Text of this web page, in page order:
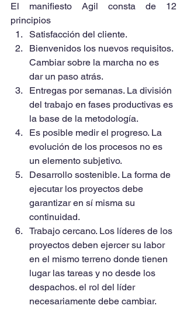
El manifiesto Agil consta de 12
principios
Satisfacción del cliente.
Bienvenidos los nuevos requisitos.
Cambiar sobre la marcha no es
dar un paso atrás.
Entregas por semanas. La división
del trabajo en fases productivas es
la base de la metodología.
Es posible medir el progreso. La
evolución de los procesos no es
un elemento subjetivo.
Desarrollo sostenible. La forma de
ejecutar los proyectos debe
garantizar en sí misma su
continuidad.
Trabajo cercano. Los líderes de los
proyectos deben ejercer su labor
en el mismo terreno donde tienen
lugar las tareas y no desde los
despachos. el rol del líder
necesariamente debe cambiar.